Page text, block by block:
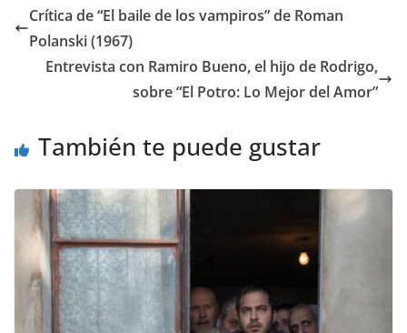
Crítica de “El baile de los vampiros” de Roman
Polanski (1967)
Entrevista con Ramiro Bueno, el hijo de Rodrigo,
sobre “El Potro: Lo Mejor del Amor”
También te puede gustar